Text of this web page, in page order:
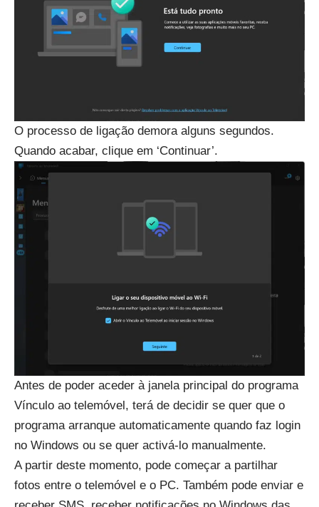
O processo de ligação demora alguns segundos.
Quando acabar, clique em ‘Continuar’.
Antes de poder aceder à janela principal do programa
Vínculo ao telemóvel, terá de decidir se quer que o
programa arranque automaticamente quando faz login
no Windows ou se quer activá-lo manualmente.
A partir deste momento, pode começar a partilhar
fotos entre o telemóvel e o PC. Também pode enviar e